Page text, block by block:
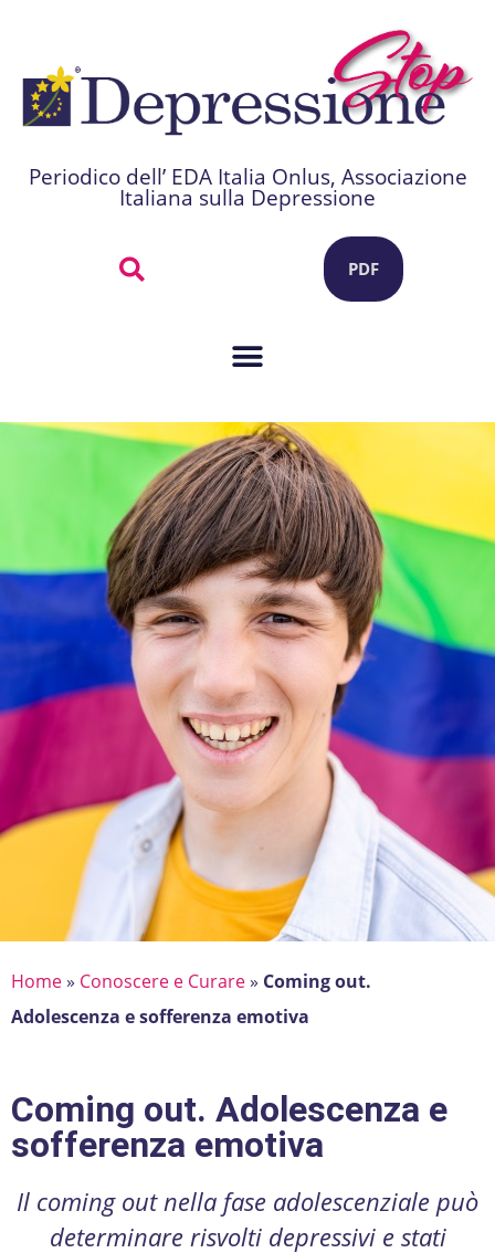
Periodico dell’ EDA Italia Onlus, Associazione
Italiana sulla Depressione
PDF
Home» Conoscere e Curare» Coming out.
Adolescenza e sofferenza emotiva
Coming out. Adolescenza e
sofferenza emotiva
Il coming out nella fase adolescenziale può
determinare risvolti depressivi e stati